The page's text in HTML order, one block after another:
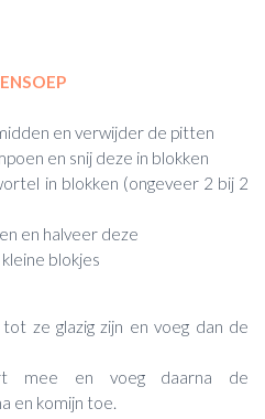
en verwijder de pitten
en snij deze in blokken
in blokken (ongeveer 2 bij 2
en halveer deze
blokjes
ze glazig zijn en voeg dan de
mee en voeg daarna de
en komijn toe.